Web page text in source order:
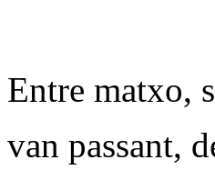
Entre matxo,
van passant,